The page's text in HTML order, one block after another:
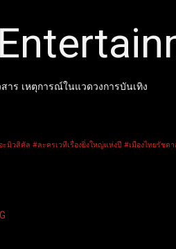
าร เหตุการณ์ในแวดวงการบันเทิง
มิวสิคัล #ละครเวทีเรื่องยิ่งใหญ่แห่งปี #เมืองไทยรัชด